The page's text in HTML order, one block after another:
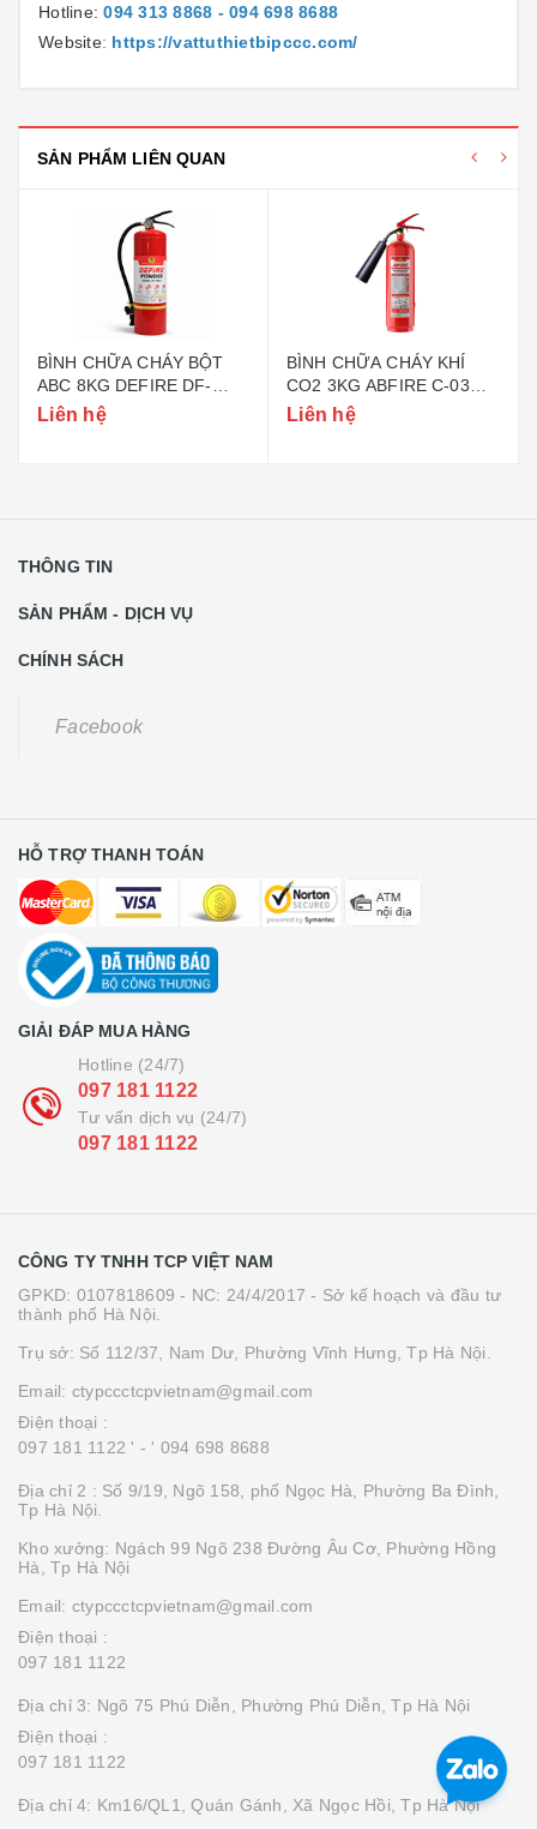
Hotline: 094 313 8868 - 094 698 8688
Website: https://vattuthietbipccc.com/
SẢN PHẨM LIÊN QUAN
BÌNH CHỮA CHÁY BỘT
ABC 8KG DEFIRE DF-
ABC8 (BỘ CÔNG AN)
Liên hệ
BÌNH CHỮA CHÁY KHÍ
CO2 3KG ABFIRE C-03
(TEM BỘ CÔNG AN)
Liên hệ
THÔNG TIN
SẢN PHẨM - DỊCH VỤ
CHÍNH SÁCH
Facebook
HỖ TRỢ THANH TOÁN
GIẢI ĐÁP MUA HÀNG
Hotline (24/7)
097 181 1122
Tư vấn dịch vụ (24/7)
097 181 1122
CÔNG TY TNHH TCP VIỆT NAM
GPKD: 0107818609 - NC: 24/4/2017 - Sở kế hoạch và đầu tư
thành phố Hà Nội.
Trụ sở: Số 112/37, Nam Dư, Phường Vĩnh Hưng, Tp Hà Nội.
Email: ctypccctcpvietnam@gmail.com
Điện thoại :
097 181 1122 ' - ' 094 698 8688
Địa chỉ 2 : Số 9/19, Ngõ 158, phố Ngọc Hà, Phường Ba Đình,
Tp Hà Nội.
Kho xưởng: Ngách 99 Ngõ 238 Đường Âu Cơ, Phường Hồng
Hà, Tp Hà Nội
Email: ctypccctcpvietnam@gmail.com
Điện thoại :
097 181 1122
Địa chỉ 3: Ngõ 75 Phú Diễn, Phường Phú Diễn, Tp Hà Nội
Điện thoại :
097 181 1122
Địa chỉ 4: Km16/QL1, Quán Gánh, Xã Ngọc Hồi, Tp Hà Nội